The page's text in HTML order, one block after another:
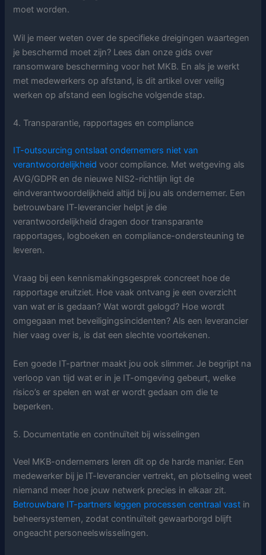
moet worden.
Wil je meer weten over de specifieke dreigingen waartegen
je beschermd moet zijn? Lees dan onze gids over
ransomware bescherming voor het MKB. En als je werkt
met medewerkers op afstand, is dit artikel over veilig
werken op afstand een logische volgende stap.
4. Transparantie, rapportages en compliance
IT-outsourcing ontslaat ondernemers niet van
verantwoordelijkheid voor compliance. Met wetgeving als
AVG/GDPR en de nieuwe NIS2-richtlijn ligt de
eindverantwoordelijkheid altijd bij jou als ondernemer. Een
betrouwbare IT-leverancier helpt je die
verantwoordelijkheid dragen door transparante
rapportages, logboeken en compliance-ondersteuning te
leveren.
Vraag bij een kennismakingsgesprek concreet hoe de
rapportage eruitziet. Hoe vaak ontvang je een overzicht
van wat er is gedaan? Wat wordt gelogd? Hoe wordt
omgegaan met beveiligingsincidenten? Als een leverancier
hier vaag over is, is dat een slechte voortekenen.
Een goede IT-partner maakt jou ook slimmer. Je begrijpt na
verloop van tijd wat er in je IT-omgeving gebeurt, welke
risico’s er spelen en wat er wordt gedaan om die te
beperken.
5. Documentatie en continuïteit bij wisselingen
Veel MKB-ondernemers leren dit op de harde manier. Een
medewerker bij je IT-leverancier vertrekt, en plotseling weet
niemand meer hoe jouw netwerk precies in elkaar zit.
Betrouwbare IT-partners leggen processen centraal vast in
beheersystemen, zodat continuïteit gewaarborgd blijft
ongeacht personeelswisselingen.